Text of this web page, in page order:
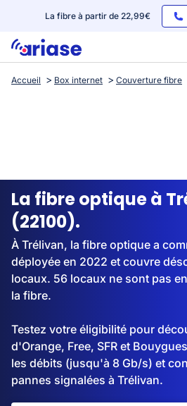
La fibre à partir de 22,99€
Box internet
Streaming
Accueil Box internet Couverture fibre
La fibre optique à
(22100).
À Trélivan, la fibre optique a
déployée en 2022 et couvre
locaux. 56 locaux ne sont pas
la fibre.
Testez votre éligibilité pour
d'Orange, Free, SFR et
les débits (jusqu'à 8 Gb/s) et
pannes signalées à Trélivan.